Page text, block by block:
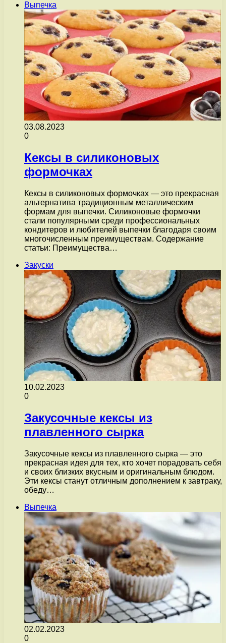
Выпечка
03.08.2023
0
Кексы в силиконовых
формочках
Кексы в силиконовых формочках — это прекрасная
альтернатива традиционным металлическим
формам для выпечки. Силиконовые формочки
стали популярными среди профессиональных
кондитеров и любителей выпечки благодаря своим
многочисленным преимуществам. Содержание
статьи: Преимущества…
Закуски
10.02.2023
0
Закусочные кексы из
плавленного сырка
Закусочные кексы из плавленного сырка — это
прекрасная идея для тех, кто хочет порадовать себя
и своих близких вкусным и оригинальным блюдом.
Эти кексы станут отличным дополнением к завтраку,
обеду…
Выпечка
02.02.2023
0